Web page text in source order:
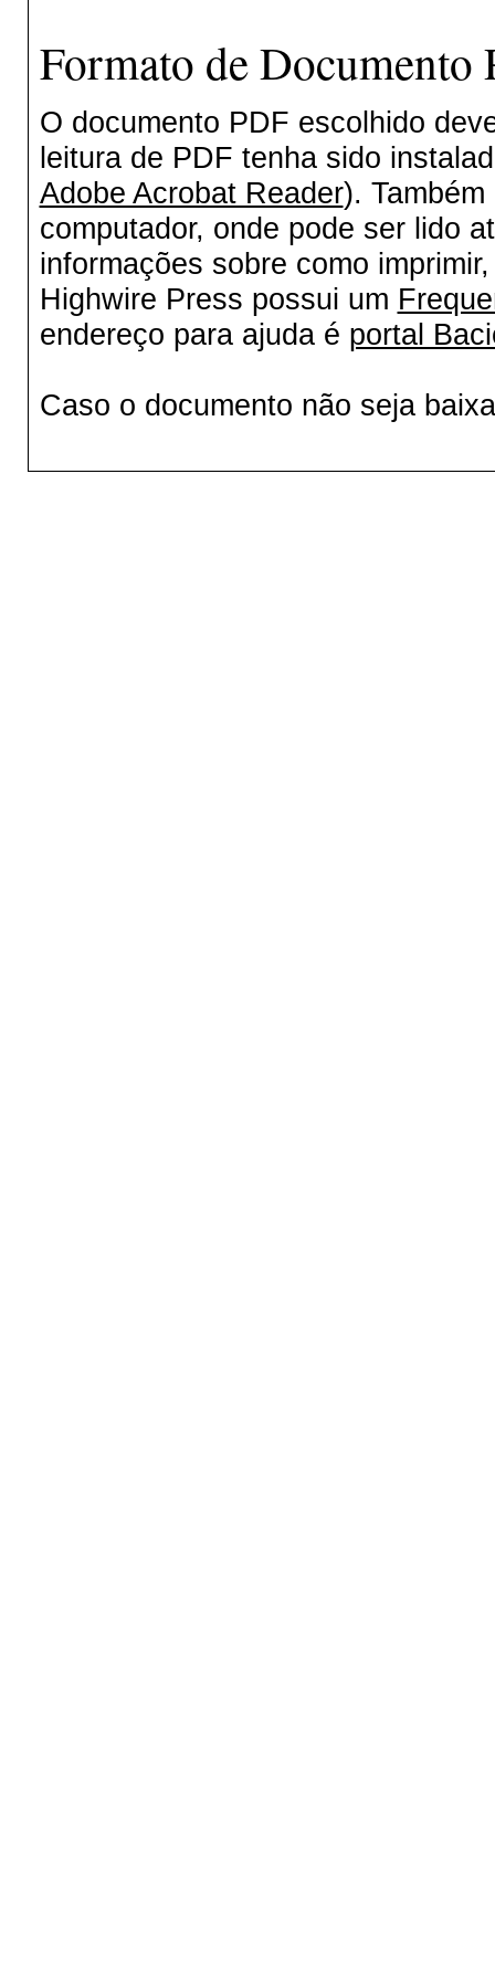
Formato de
O documento PDF escolhido
leitura de PDF tenha sido
Adobe Acrobat Reader).
computador, onde pode ser lido
informações sobre como
Highwire Press possui um
endereço para ajuda é portal
Caso o documento não seja